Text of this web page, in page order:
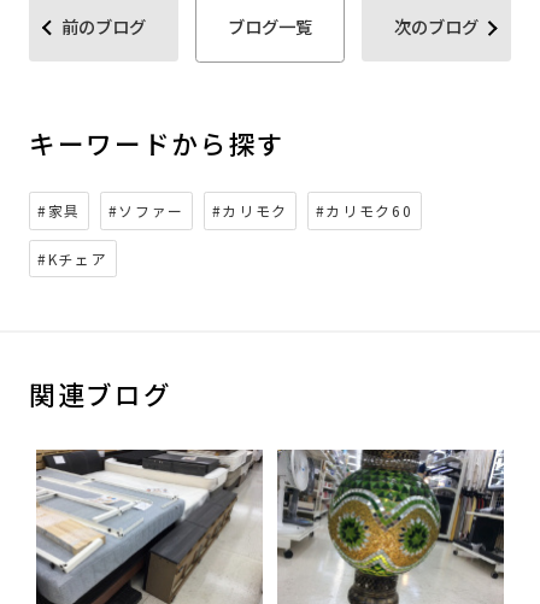
前のブログ ブログ一覧 次のブログ
キーワードから探す
#家具 #ソファー #カリモク #カリモク60
#Kチェア
関連ブログ